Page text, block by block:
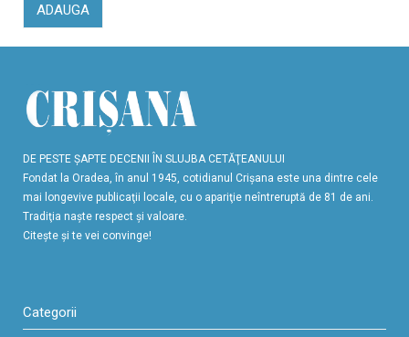
ADAUGA
DE PESTE ŞAPTE DECENII ÎN SLUJBA CETĂŢEANULUI
Fondat la Oradea, în anul 1945, cotidianul Crişana este una dintre cele
mai longevive publicaţii locale, cu o apariţie neîntreruptă de 81 de ani.
Tradiţia naşte respect şi valoare.
Citeşte şi te vei convinge!
Categorii